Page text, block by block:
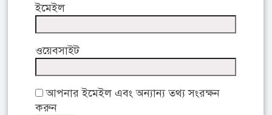
ইমেইল
ওয়েবসাইট
আপনার ইমেইল এবং অন্যান্য তথ্য সংরক্ষন
করুন